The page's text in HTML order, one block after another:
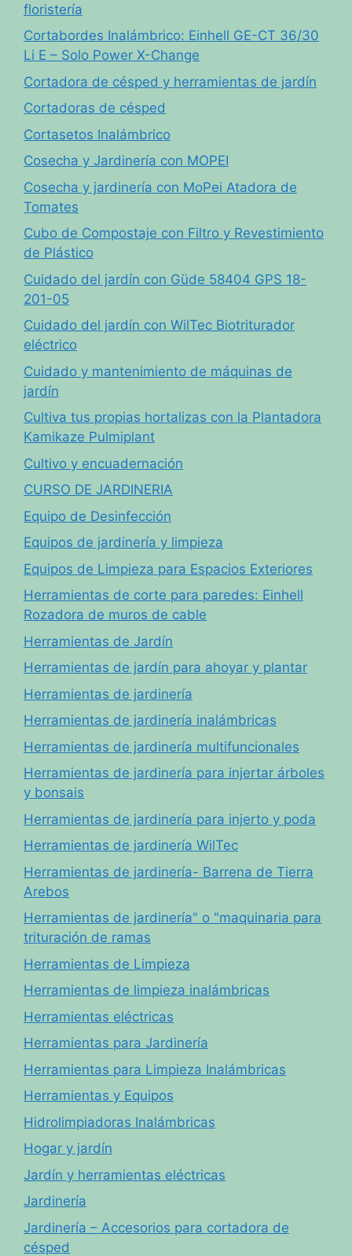
floristería
Cortabordes Inalámbrico: Einhell GE-CT 36/30
Li E – Solo Power X-Change
Cortadora de césped y herramientas de jardín
Cortadoras de césped
Cortasetos Inalámbrico
Cosecha y Jardinería con MOPEI
Cosecha y jardinería con MoPei Atadora de
Tomates
Cubo de Compostaje con Filtro y Revestimiento
de Plástico
Cuidado del jardín con Güde 58404 GPS 18-
201-05
Cuidado del jardín con WilTec Biotriturador
eléctrico
Cuidado y mantenimiento de máquinas de
jardín
Cultiva tus propias hortalizas con la Plantadora
Kamikaze Pulmiplant
Cultivo y encuadernación
CURSO DE JARDINERIA
Equipo de Desinfección
Equipos de jardinería y limpieza
Equipos de Limpieza para Espacios Exteriores
Herramientas de corte para paredes: Einhell
Rozadora de muros de cable
Herramientas de Jardín
Herramientas de jardín para ahoyar y plantar
Herramientas de jardinería
Herramientas de jardinería inalámbricas
Herramientas de jardinería multifuncionales
Herramientas de jardinería para injertar árboles
y bonsais
Herramientas de jardinería para injerto y poda
Herramientas de jardinería WilTec
Herramientas de jardinería- Barrena de Tierra
Arebos
Herramientas de jardinería" o "maquinaria para
trituración de ramas
Herramientas de Limpieza
Herramientas de limpieza inalámbricas
Herramientas eléctricas
Herramientas para Jardinería
Herramientas para Limpieza Inalámbricas
Herramientas y Equipos
Hidrolimpiadoras Inalámbricas
Hogar y jardín
Jardín y herramientas eléctricas
Jardinería
Jardinería – Accesorios para cortadora de
césped